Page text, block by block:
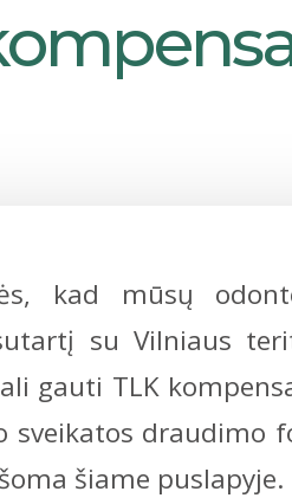
kad mūsų
su Vilniaus
gauti TLK
sveikatos draudimo
šiame puslapyje.